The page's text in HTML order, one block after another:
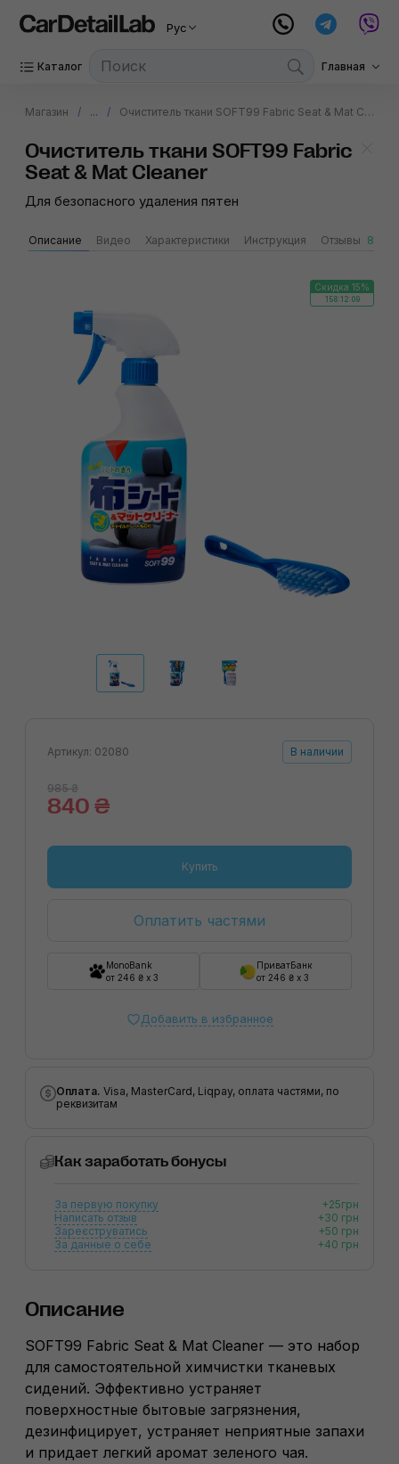
Рус
Каталог Главная
Магазин ... Очиститель ткани SOFT99 Fabric Seat & Mat Cleaner
Очиститель ткани SOFT99 Fabric
Seat & Mat Cleaner
Для безопасного удаления пятен
Описание Видео Характеристики Инструкция Отзывы 8
Скидка 15%
158:12:09
Артикул: 02080 В наличии
985 ₴
840 ₴
Купить
Оплатить частями
MonoBank
от 246 ₴ x 3
ПриватБанк
от 246 ₴ x 3
Добавить в избранное
Оплата. Visa, MasterCard, Liqpay, оплата частями, по
реквизитам
Как заработать бонусы
За первую покупку
+25грн
Написать отзыв
+30 грн
Зареєструватись
+50 грн
За данные о себе
+40 грн
Описание
SOFT99 Fabric Seat & Mat Cleaner — это набор
для самостоятельной химчистки тканевых
сидений. Эффективно устраняет
поверхностные бытовые загрязнения,
дезинфицирует, устраняет неприятные запахи
и придает легкий аромат зеленого чая.